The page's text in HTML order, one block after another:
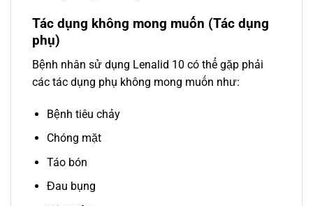
Tác dụng không mong muốn (Tác dụng
phụ)
Bệnh nhân sử dụng Lenalid 10 có thể gặp phải
các tác dụng phụ không mong muốn như:
Bệnh tiêu chảy
Chóng mặt
Táo bón
Đau bụng